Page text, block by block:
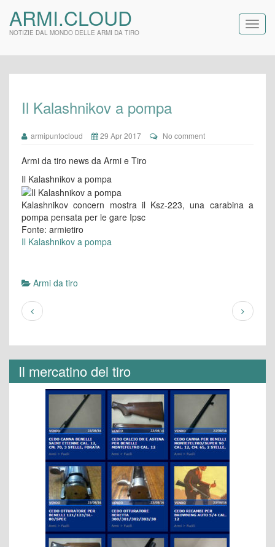
ARMI.CLOUD
NOTIZIE DAL MONDO DELLE ARMI DA TIRO
Il Kalashnikov a pompa
armipuntocloud 29 Apr 2017 No comment
Armi da tiro news da Armi e Tiro
Il Kalashnikov a pompa
Kalashnikov concern mostra il Ksz-223, una carabina a
pompa pensata per le gare Ipsc
Fonte: armietiro
Il Kalashnikov a pompa
Armi da tiro
Il mercatino del tiro